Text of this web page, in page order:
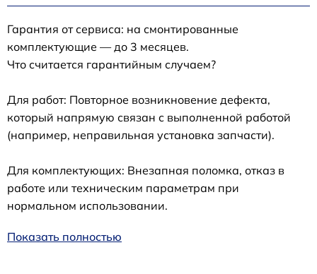
Гарантия от сервиса: на смонтированные
комплектующие — до 3 месяцев.
Что считается гарантийным случаем?
Для работ: Повторное возникновение дефекта,
который напрямую связан с выполненной работой
(например, неправильная установка запчасти).
Для комплектующих: Внезапная поломка, отказ в
работе или техническим параметрам при
нормальном использовании.
Показать полностью